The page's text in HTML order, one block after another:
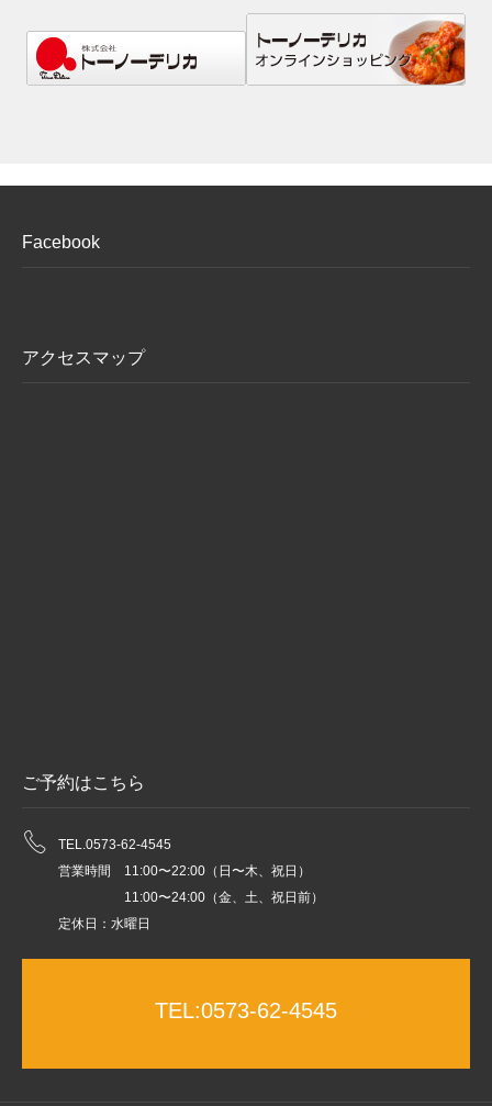
Facebook
アクセスマップ
ご予約はこちら
TEL.0573-62-4545
営業時間 11:00〜22:00（日〜木、祝日）
11:00〜24:00（金、土、祝日前）
定休日：水曜日
TEL:0573-62-4545